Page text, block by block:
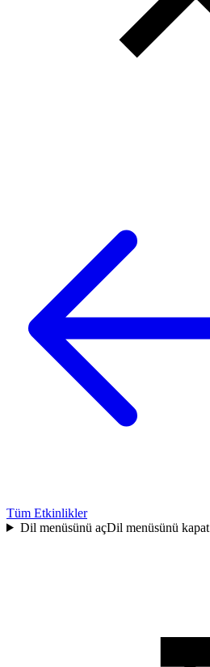
Tüm Etkinlikler
Dil menüsünü açDil menüsünü kapat